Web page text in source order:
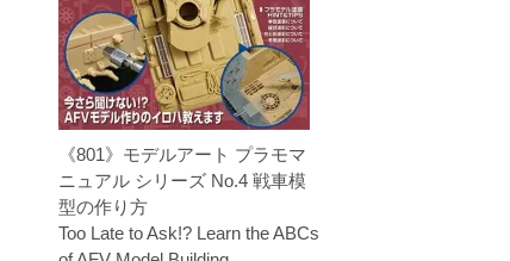
《801》モデルアート プラモマ
ニュアル シリーズ No.4 戦車模
型の作り方
Too Late to Ask!? Learn the ABCs